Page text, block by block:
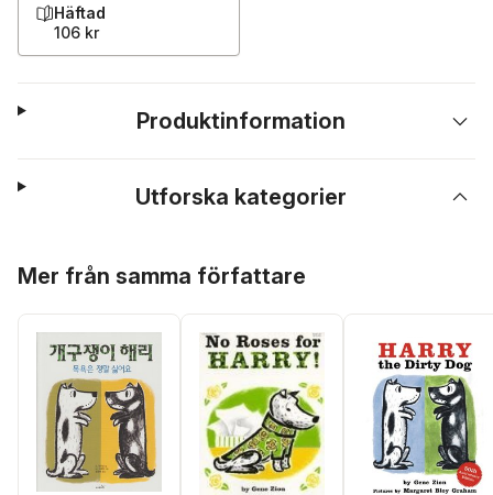
Häftad
106 kr
Produktinformation
Utforska kategorier
Mer från samma författare